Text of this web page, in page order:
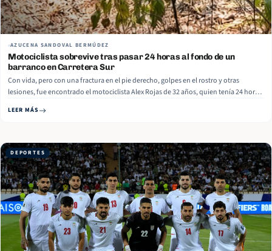
AZUCENA SANDOVAL BERMÚDEZ
Motociclista sobrevive tras pasar 24 horas al fondo de un
barranco en Carretera Sur
Con vida, pero con una fractura en el pie derecho, golpes en el rostro y otras
lesiones, fue encontrado el motociclista Alex Rojas de 32 años, quien tenía 24 horas
de la capital. Read More
LEER MÁS
DEPORTES